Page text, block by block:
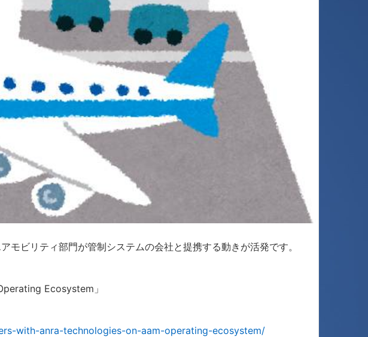
ビリティ部門が管制システムの会社と提携する動きが活発です。
Ecosystem」
with-anra-technologies-on-aam-operating-ecosystem/